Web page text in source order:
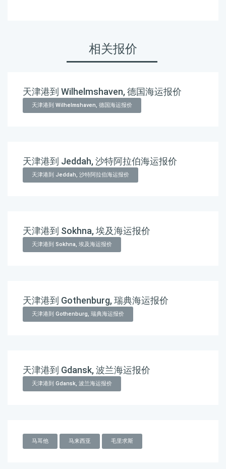
相关报价
天津港到 Wilhelmshaven, 德国海运报价
天津港到 Wilhelmshaven, 德国海运报价
天津港到 Jeddah, 沙特阿拉伯海运报价
天津港到 Jeddah, 沙特阿拉伯海运报价
天津港到 Sokhna, 埃及海运报价
天津港到 Sokhna, 埃及海运报价
天津港到 Gothenburg, 瑞典海运报价
天津港到 Gothenburg, 瑞典海运报价
天津港到 Gdansk, 波兰海运报价
天津港到 Gdansk, 波兰海运报价
马耳他 马来西亚 毛里求斯